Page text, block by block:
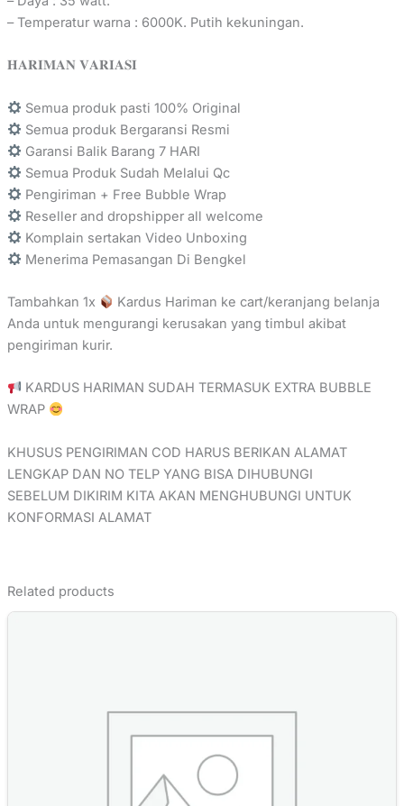
– Temperatur warna : 6000K. Putih kekuningan.
𝐇𝐀𝐑𝐈𝐌𝐀𝐍 𝐕𝐀𝐑𝐈𝐀𝐒𝐈
Semua produk pasti 100% Original
Semua produk Bergaransi Resmi
Garansi Balik Barang 7 HARI
Semua Produk Sudah Melalui Qc
Pengiriman + Free Bubble Wrap
Reseller and dropshipper all welcome
Komplain sertakan Video Unboxing
Menerima Pemasangan Di Bengkel
Tambahkan 1x
Kardus Hariman ke cart/keranjang belanja
Anda untuk mengurangi kerusakan yang timbul akibat
pengiriman kurir.
KARDUS HARIMAN SUDAH TERMASUK EXTRA BUBBLE
WRAP
KHUSUS PENGIRIMAN COD HARUS BERIKAN ALAMAT
LENGKAP DAN NO TELP YANG BISA DIHUBUNGI
SEBELUM DIKIRIM KITA AKAN MENGHUBUNGI UNTUK
KONFORMASI ALAMAT
Related products